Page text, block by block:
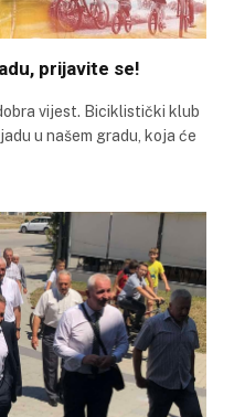
prijavite se!
vijest. Biciklistički klub
u našem gradu, koja će